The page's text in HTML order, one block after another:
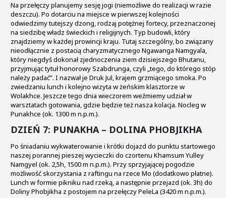
Na przełęczy planujemy sesję jogi (niemożliwe do realizacji w razie
deszczu). Po dotarciu na miejsce w pierwszej kolejności
odwiedzimy tutejszy dzong, rodzaj potężnej fortecy, przeznaczonej
na siedzibę władz świeckich i religijnych. Typ budowli, który
znajdziemy w każdej prowincji kraju. Tutaj szczególny, bo związany
nieodłącznie z postacią charyzmatycznego Ngawanga Namgyala,
który niegdyś dokonał zjednoczenia ziem dzisiejszego Bhutanu,
przyjmując tytuł honorowy Szabdrunga, czyli „tego, do którego stóp
należy padać”. I nazwał je Druk Jul, krajem grzmiącego smoka. Po
zwiedzaniu lunch i kolejno wizyta w żeńskim klasztorze w
Wolakhce. Jeszcze tego dnia wieczorem weźmiemy udział w
warsztatach gotowania, gdzie będzie też nasza kolacja. Nocleg w
Punakhce (ok. 1300 m n.p.m.).
DZIEŃ 7: PUNAKHA – DOLINA PHOBJIKHA
Po śniadaniu wykwaterowanie i krótki dojazd do punktu startowego
naszej porannej pieszej wycieczki do czortenu Khamsum Yulley
Namgyel (ok. 2,5h, 1500 m n.p.m.). Przy sprzyjającej pogodzie
możliwość skorzystania z raftingu na rzece Mo (dodatkowo płatne).
Lunch w formie pikniku nad rzeką, a następnie przejazd (ok. 3h) do
Doliny Phobjikha z postojem na przełęczy PeleLa (3420 m n.p.m.).